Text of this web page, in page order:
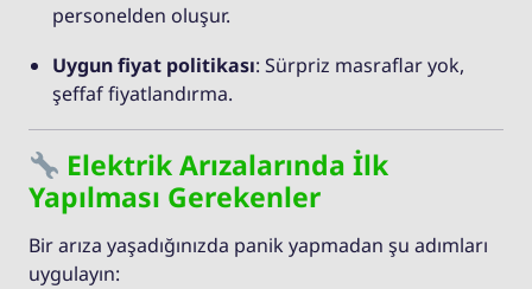
personelden oluşur.
Uygun fiyat politikası: Sürpriz masraflar yok,
şeffaf fiyatlandırma.
Elektrik Arızalarında İlk
Yapılması Gerekenler
Bir arıza yaşadığınızda panik yapmadan şu adımları
uygulayın: